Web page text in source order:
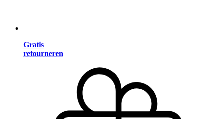
Gratis
retourneren